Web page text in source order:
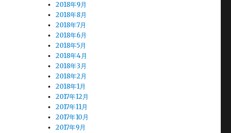
2018年9月
2018年8月
2018年7月
2018年6月
2018年5月
2018年4月
2018年3月
2018年2月
2018年1月
2017年12月
2017年11月
2017年10月
2017年9月